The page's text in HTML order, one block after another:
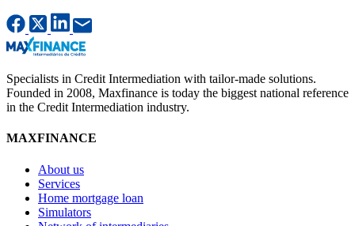
Specialists in Credit Intermediation with tailor-made solutions.
Founded in 2008, Maxfinance is today the biggest national reference
in the Credit Intermediation industry.
MAXFINANCE
About us
Services
Home mortgage loan
Simulators